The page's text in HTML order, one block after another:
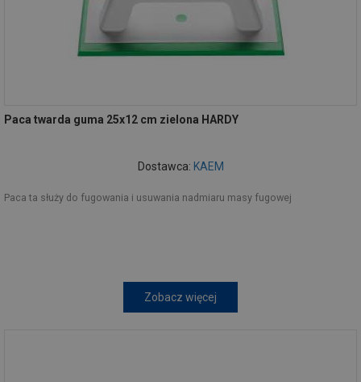
Paca twarda guma 25x12 cm zielona HARDY
Dostawca: KAEM
Paca ta służy do fugowania i usuwania nadmiaru masy fugowej
Zobacz więcej